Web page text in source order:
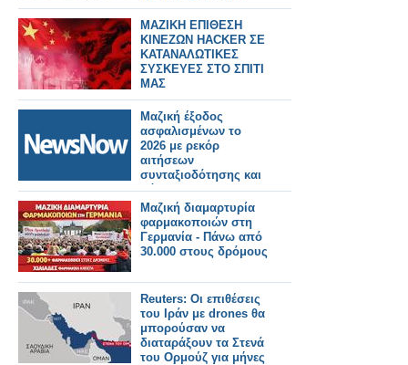
ΜΑΖΙΚΗ ΕΠΙΘΕΣΗ
ΚΙΝΕΖΩΝ HACKER ΣΕ
ΚΑΤΑΝΑΛΩΤΙΚΕΣ
ΣΥΣΚΕΥΕΣ ΣΤΟ ΣΠΙΤΙ
ΜΑΣ
Μαζική έξοδος
ασφαλισμένων το
2026 με ρεκόρ
αιτήσεων
συνταξιοδότησης και
φόβους για
αυστηρότερα όρια.
Μαζική διαμαρτυρία
φαρμακοποιών στη
Γερμανία - Πάνω από
30.000 στους δρόμους
Reuters: Οι επιθέσεις
του Ιράν με drones θα
μπορούσαν να
διαταράξουν τα Στενά
του Ορμούζ για μήνες